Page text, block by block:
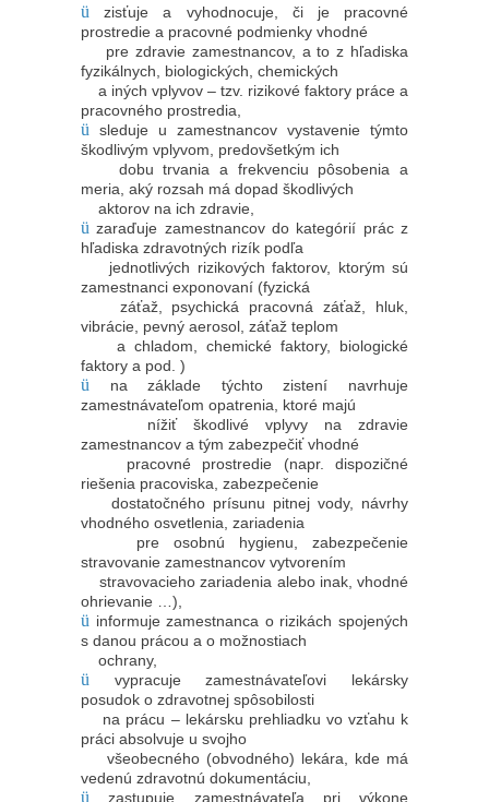
ü zisťuje a vyhodnocuje, či je pracovné
prostredie a pracovné podmienky vhodné
pre zdravie zamestnancov, a to z hľadiska
fyzikálnych, biologických, chemických
a iných vplyvov – tzv. rizikové faktory práce a
pracovného prostredia,
ü sleduje u zamestnancov vystavenie týmto
škodlivým vplyvom, predovšetkým ich
dobu trvania a frekvenciu pôsobenia a
meria, aký rozsah má dopad škodlivých
aktorov na ich zdravie,
ü zaraďuje zamestnancov do kategórií prác z
hľadiska zdravotných rizík podľa
jednotlivých rizikových faktorov, ktorým sú
zamestnanci exponovaní (fyzická
záťaž, psychická pracovná záťaž, hluk,
vibrácie, pevný aerosol, záťaž teplom
a chladom, chemické faktory, biologické
faktory a pod. )
ü na základe týchto zistení navrhuje
zamestnávateľom opatrenia, ktoré majú
nížiť škodlivé vplyvy na zdravie
zamestnancov a tým zabezpečiť vhodné
pracovné prostredie (napr. dispozičné
riešenia pracoviska, zabezpečenie
dostatočného prísunu pitnej vody, návrhy
vhodného osvetlenia, zariadenia
pre osobnú hygienu, zabezpečenie
stravovanie zamestnancov vytvorením
stravovacieho zariadenia alebo inak, vhodné
ohrievanie …),
ü informuje zamestnanca o rizikách spojených
s danou prácou a o možnostiach
ochrany,
ü vypracuje zamestnávateľovi lekársky
posudok o zdravotnej spôsobilosti
na prácu – lekársku prehliadku vo vzťahu k
práci absolvuje u svojho
všeobecného (obvodného) lekára, kde má
vedenú zdravotnú dokumentáciu,
ü zastupuje zamestnávateľa pri výkone